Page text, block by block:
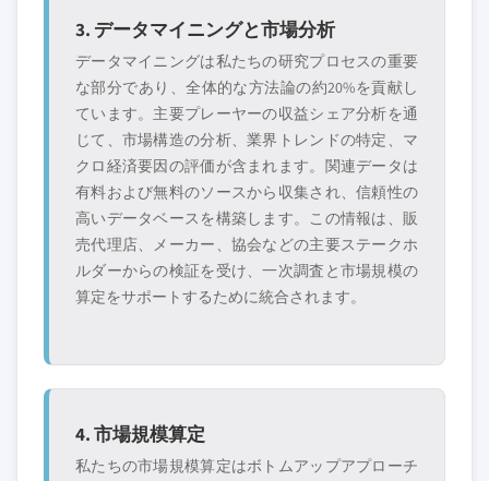
3. データマイニングと市場分析
データマイニングは私たちの研究プロセスの重要
な部分であり、全体的な方法論の約20%を貢献し
ています。主要プレーヤーの収益シェア分析を通
じて、市場構造の分析、業界トレンドの特定、マ
クロ経済要因の評価が含まれます。関連データは
有料および無料のソースから収集され、信頼性の
高いデータベースを構築します。この情報は、販
売代理店、メーカー、協会などの主要ステークホ
ルダーからの検証を受け、一次調査と市場規模の
算定をサポートするために統合されます。
4. 市場規模算定
私たちの市場規模算定はボトムアップアプローチ